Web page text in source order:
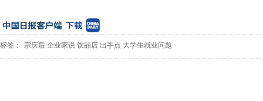
标签： 宗庆后 企业家说 饮品店 出手点 大学生就业问题